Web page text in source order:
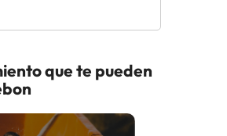
que te pueden